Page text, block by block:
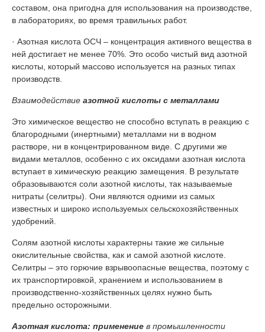
составом, она пригодна для использования на производстве,
в лабораториях, во время травильных работ.
· Азотная кислота ОСЧ – концентрация активного вещества в
ней достигает не менее 70%. Это особо чистый вид азотной
кислоты, который массово используется на разных типах
производств.
Взаимодействие азотной кислоты с металлами
Это химическое вещество не способно вступать в реакцию с
благородными (инертными) металлами ни в водном
растворе, ни в концентрированном виде. С другими же
видами металлов, особенно с их оксидами азотная кислота
вступает в химическую реакцию замещения. В результате
образовываются соли азотной кислоты, так называемые
нитраты (селитры). Они являются одними из самых
известных и широко используемых сельскохозяйственных
удобрений.
Солям азотной кислоты характерны такие же сильные
окислительные свойства, как и самой азотной кислоте.
Селитры – это горючие взрывоопасные вещества, поэтому с
их транспортировкой, хранением и использованием в
производственно-хозяйственных целях нужно быть
предельно осторожными.
Азотная кислота: применение в промышленности